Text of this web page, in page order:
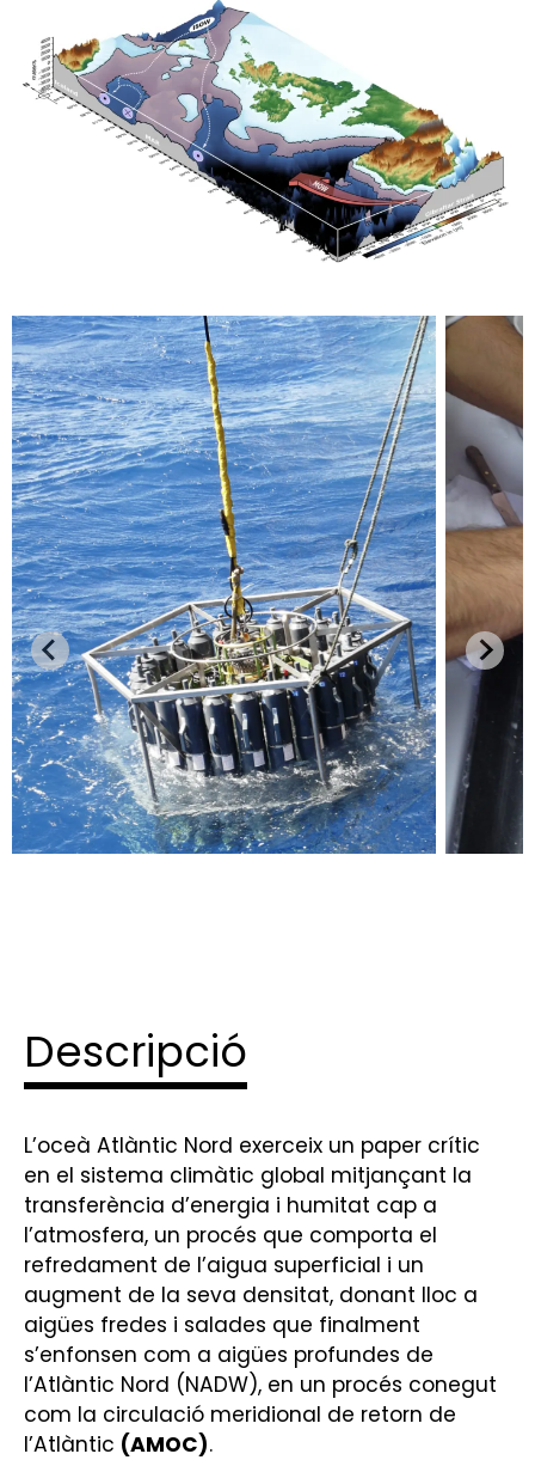
Descripció
L’oceà Atlàntic Nord exerceix un paper crític
en el sistema climàtic global mitjançant la
transferència d’energia i humitat cap a
l’atmosfera, un procés que comporta el
refredament de l’aigua superficial i un
augment de la seva densitat, donant lloc a
aigües fredes i salades que finalment
s’enfonsen com a aigües profundes de
l’Atlàntic Nord (NADW), en un procés conegut
com la circulació meridional de retorn de
l’Atlàntic (AMOC).